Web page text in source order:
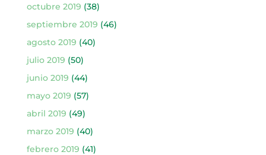
octubre 2019 (38)
septiembre 2019 (46)
agosto 2019 (40)
julio 2019 (50)
junio 2019 (44)
mayo 2019 (57)
abril 2019 (49)
marzo 2019 (40)
febrero 2019 (41)